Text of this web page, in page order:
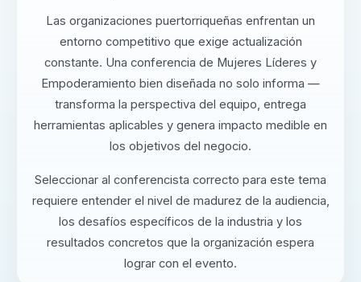
Las organizaciones puertorriqueñas enfrentan un
entorno competitivo que exige actualización
constante. Una conferencia de Mujeres Líderes y
Empoderamiento bien diseñada no solo informa —
transforma la perspectiva del equipo, entrega
herramientas aplicables y genera impacto medible en
los objetivos del negocio.
Seleccionar al conferencista correcto para este tema
requiere entender el nivel de madurez de la audiencia,
los desafíos específicos de la industria y los
resultados concretos que la organización espera
lograr con el evento.